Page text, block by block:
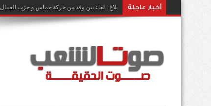
أخبار عاجلة بلاغ : لقاء بين وفد من حركة حماس و حزب العمال